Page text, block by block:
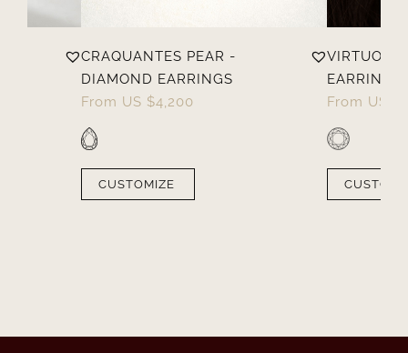
CRAQUANTES PEAR -
DIAMOND EARRINGS
From US $4,200
CUSTOMIZE
EARRINGS
From US $